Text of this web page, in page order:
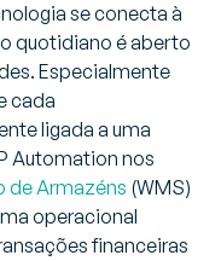
se conecta à
quotidiano é aberto
Especialmente
cada
ligada a uma
Automation nos
de Armazéns (WMS)
operacional
financeiras